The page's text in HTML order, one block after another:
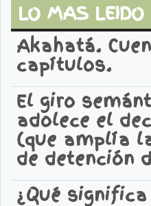
LO MAS LEIDO
Akahatá.
capítulos.
El giro
adolece el
(que amplía
de detención
¿Qué